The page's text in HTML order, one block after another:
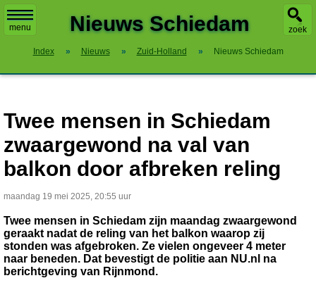
menu zoek
Nieuws Schiedam
Index » Nieuws » Zuid-Holland » Nieuws Schiedam
Twee mensen in Schiedam
zwaargewond na val van
balkon door afbreken reling
maandag 19 mei 2025, 20:55 uur
Twee mensen in Schiedam zijn maandag zwaargewond
geraakt nadat de reling van het balkon waarop zij
stonden was afgebroken. Ze vielen ongeveer 4 meter
naar beneden. Dat bevestigt de politie aan NU.nl na
berichtgeving van Rijnmond.